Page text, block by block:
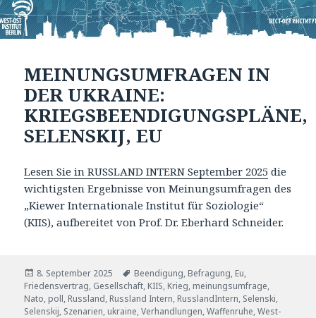
MEINUNGSUMFRAGEN IN
DER UKRAINE:
KRIEGSBEENDIGUNGSPLÄNE,
SELENSKIJ, EU
Lesen Sie in RUSSLAND INTERN September 2025 die
wichtigsten Ergebnisse von Meinungsumfragen des
„Kiewer Internationale Institut für Soziologie“
(KIIS), aufbereitet von Prof. Dr. Eberhard Schneider.
Veröffentlicht
am
8. September 2025 Tags
Beendigung, Befragung, Eu,
Friedensvertrag, Gesellschaft, KIIS, Krieg, meinungsumfrage,
Nato, poll, Russland, Russland Intern, RusslandIntern, Selenski,
Selenskij, Szenarien, ukraine,Verhandlungen,Waffenruhe,West-